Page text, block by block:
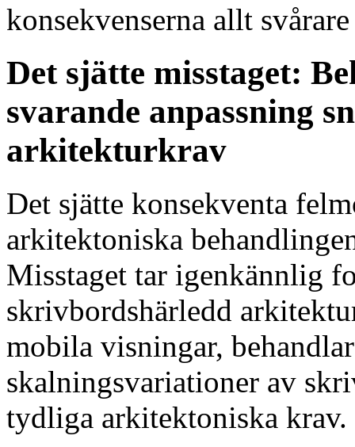
konsekvenserna allt
Det sjätte misstaget:
svarande anpassning
arkitekturkrav
Det sjätte konsekventa
arkitektoniska
Misstaget tar igenkännlig
skrivbordshärledd
mobila visningar,
skalningsvariationer av
tydliga arkitektoniska krav.